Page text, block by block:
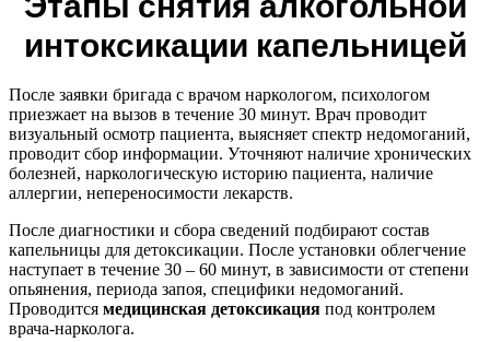
интоксикации капельницей
После заявки бригада с врачом наркологом, психологом
приезжает на вызов в течение 30 минут. Врач проводит
визуальный осмотр пациента, выясняет спектр недомоганий,
проводит сбор информации. Уточняют наличие хронических
болезней, наркологическую историю пациента, наличие
аллергии, непереносимости лекарств.
После диагностики и сбора сведений подбирают состав
капельницы для детоксикации. После установки облегчение
наступает в течение 30 – 60 минут, в зависимости от степени
опьянения, периода запоя, специфики недомоганий.
Проводится медицинская детоксикация под контролем
врача-нарколога.